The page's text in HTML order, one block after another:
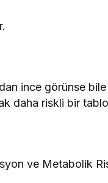
ince görünse
daha riskli bir
ve Metabolik